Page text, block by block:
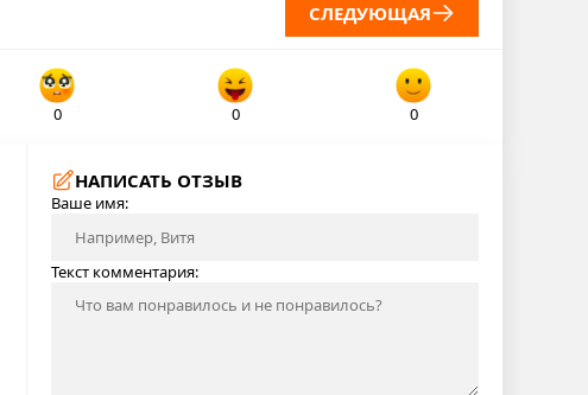
СЛЕДУЮЩАЯ
0 0 0
НАПИСАТЬ ОТЗЫВ
Ваше имя:
Текст комментария: